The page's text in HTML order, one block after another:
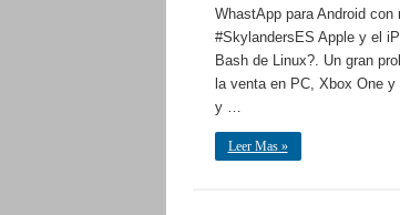
WhastApp para Android
#SkylandersES Apple y el
Bash de Linux?. Un gran
la venta en PC, Xbox One
y …
Leer Mas »